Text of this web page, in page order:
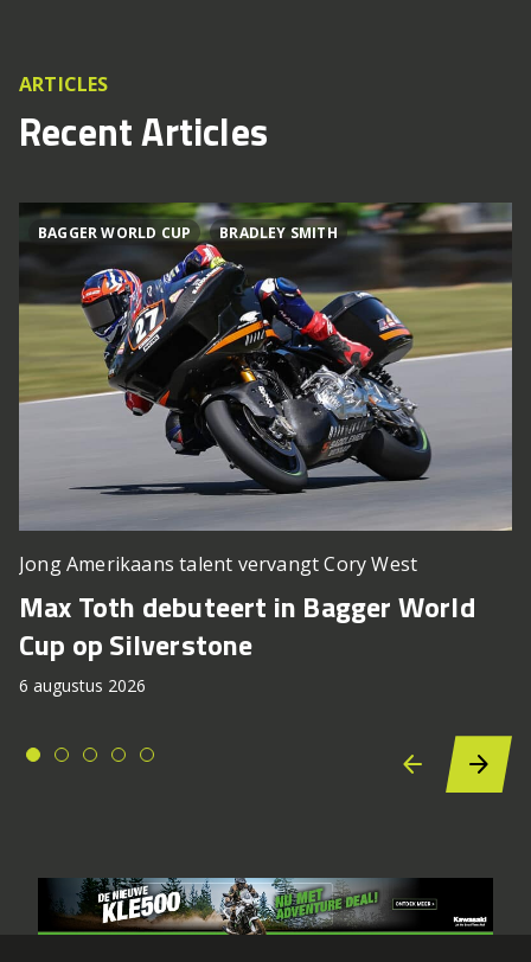
ARTICLES
Recent Articles
BAGGER WORLD CUP BRADLEY SMITH
Jong Amerikaans talent vervangt Cory West
Max Toth debuteert in Bagger World
Cup op Silverstone
6 augustus 2026